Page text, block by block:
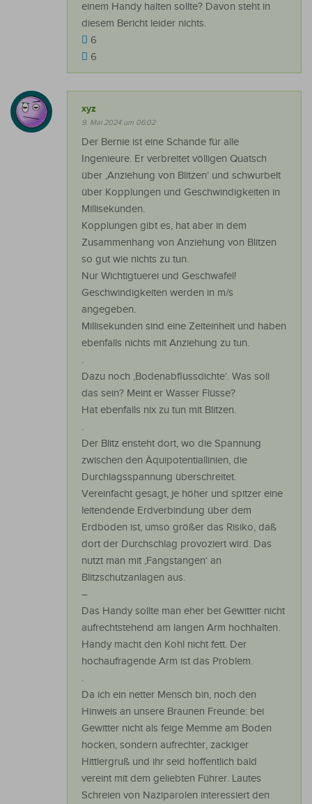
einem Handy halten sollte? Davon steht in
diesem Bericht leider nichts.
6
6
xyz
9. Mai 2024 um 06:02
Der Bernie ist eine Schande für alle
Ingenieure. Er verbreitet völligen Quatsch
über ‚Anziehung von Blitzen‘ und schwurbelt
über Kopplungen und Geschwindigkeiten in
Millisekunden.
Kopplungen gibt es, hat aber in dem
Zusammenhang von Anziehung von Blitzen
so gut wie nichts zu tun.
Nur Wichtigtuerei und Geschwafel!
Geschwindigkeiten werden in m/s
angegeben.
Millisekunden sind eine Zeiteinheit und haben
ebenfalls nichts mit Anziehung zu tun.
.
Dazu noch ‚Bodenabflussdichte‘. Was soll
das sein? Meint er Wasser Flüsse?
Hat ebenfalls nix zu tun mit Blitzen.
.
Der Blitz ensteht dort, wo die Spannung
zwischen den Äquipotentiallinien, die
Durchlagsspannung überschreitet.
Vereinfacht gesagt, je höher und spitzer eine
leitendende Erdverbindung über dem
Erdboden ist, umso größer das Risiko, daß
dort der Durchschlag provoziert wird. Das
nutzt man mit ‚Fangstangen‘ an
Blitzschutzanlagen aus.
–
Das Handy sollte man eher bei Gewitter nicht
aufrechtstehend am langen Arm hochhalten.
Handy macht den Kohl nicht fett. Der
hochaufragende Arm ist das Problem.
.
Da ich ein netter Mensch bin, noch den
Hinweis an unsere Braunen Freunde: bei
Gewitter nicht als feige Memme am Boden
hocken, sondern aufrechter, zackiger
Hittlergruß und ihr seid hoffentlich bald
vereint mit dem geliebten Führer. Lautes
Schreien von Naziparolen interessiert den